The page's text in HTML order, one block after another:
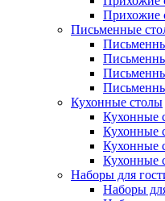
Прихожие
Письменные
Кухонные столы
Кухонные
Кухонные
Кухонные
Кухонные
Наборы для
Наборы